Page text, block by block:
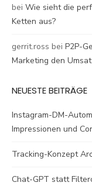
bei Wie sieht die
Ketten aus?
gerrit.ross bei P2P-
Marketing den
NEUESTE BEITRÄGE
Instagram-DM-
Impressionen und
Tracking-Konzept
Chat-GPT statt